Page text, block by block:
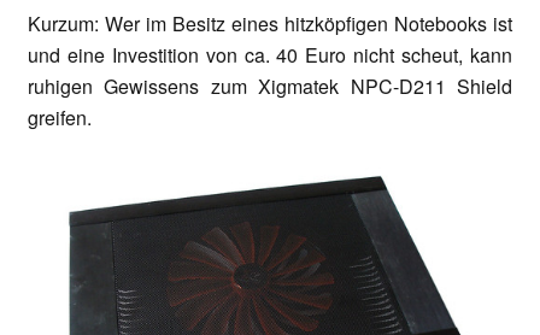
Kurzum: Wer im Besitz eines hitzköpfigen Notebooks ist
und eine Investition von ca. 40 Euro nicht scheut, kann
ruhigen Gewissens zum Xigmatek NPC-D211 Shield
greifen.